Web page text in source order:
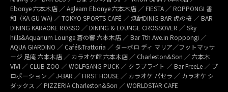
Ebonye 六本木店 ／ Agleam Ebonye 六本木店 ／ FIESTA ／ ROPPONGI 香
和（KA GU WA) ／ TOKYO SPORTS CAFÉ ／ 焼酎DINIG BAR 虎の桜 ／ BAR
DINING KARAOKE ROSSO ／ DINING & LOUNGE CROSSOVER ／ Sky
hills&Aquarium Lounge 蒼の響 六本木店 ／ Bar 7th Ave.in Roppongi ／
AQUA GIARDINO ／ Café&Trattoria ／ ターボロ ディ マリア／フットマッサ
ージ 足庵 六本木店 ／ カラオケ館 六本木店 ／ Charleston&Son ／ 六本木
VIVI ／ CLUB ZOO ／ WOLFGANG PUCK ／ クラブライト ／ Bar FreeLe ／ プ
ロポーション ／ J-BAR ／ FIRST HOUSE ／ カラオケ パセラ ／ カラオケ シ
ダックス ／ PIZZERIA Charleston&Son ／ WORLDSTAR CAFE